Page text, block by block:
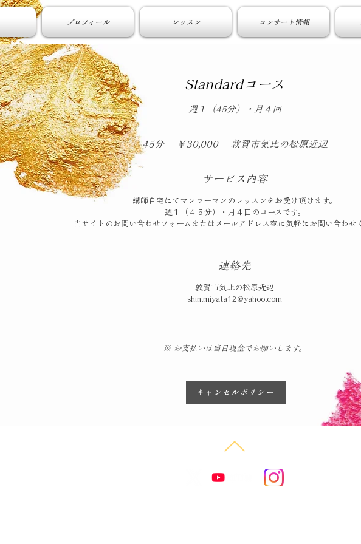
プロフィール レッスン コンサート情報
Standardコース
週１（45分）・月４回
45分4
￥30,000 敦賀市気比の松原近辺
サービス内容
講師自宅にてマンツーマンのレッスンをお受け頂けます。
週１（４５分）・月４回のコースです。
連絡先
敦賀市気比の松原近辺
shin.miyata12@yahoo.com
​※ お支払いは当日現金でお願いします。
キャンセルポリシー